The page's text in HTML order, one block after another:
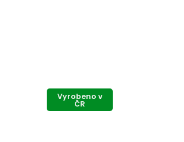
Vyrobeno v
ČR